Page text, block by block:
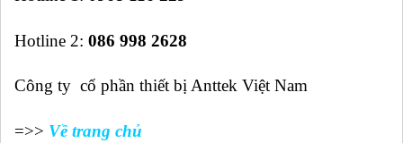
Hotline 2: 086 998 2628
Công ty cổ phần thiết bị Anttek Việt Nam
=>> Về trang chủ